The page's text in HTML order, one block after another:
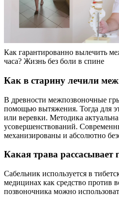
Как гарантированно вылечить
часа? Жизнь без боли в спине
Как в старину лечили
В древности межпозвоночные
помощью вытяжения. Тогда для
или веревки. Методика
усовершенствований.
механизированы и абсолютно
Какая трава
Сабельник используется в
медицинах как средство против
позвоночника можно